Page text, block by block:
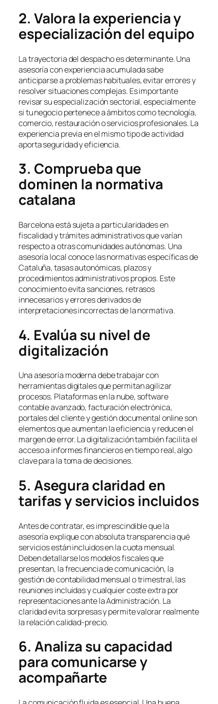
2. Valora la experiencia y
especialización del equipo
La trayectoria del despacho es determinante. Una
asesoría con experiencia acumulada sabe
anticiparse a problemas habituales, evitar errores y
resolver situaciones complejas. Es importante
revisar su especialización sectorial, especialmente
si tu negocio pertenece a ámbitos como tecnología,
comercio, restauración o servicios profesionales. La
experiencia previa en el mismo tipo de actividad
aporta seguridad y eficiencia.
3. Comprueba que
dominen la normativa
catalana
Barcelona está sujeta a particularidades en
fiscalidad y trámites administrativos que varían
respecto a otras comunidades autónomas. Una
asesoría local conoce las normativas específicas de
Cataluña, tasas autonómicas, plazos y
procedimientos administrativos propios. Este
conocimiento evita sanciones, retrasos
innecesarios y errores derivados de
interpretaciones incorrectas de la normativa.
4. Evalúa su nivel de
digitalización
Una asesoría moderna debe trabajar con
herramientas digitales que permitan agilizar
procesos. Plataformas en la nube, software
contable avanzado, facturación electrónica,
portales del cliente y gestión documental online son
elementos que aumentan la eficiencia y reducen el
margen de error. La digitalización también facilita el
acceso a informes financieros en tiempo real, algo
clave para la toma de decisiones.
5. Asegura claridad en
tarifas y servicios incluidos
Antes de contratar, es imprescindible que la
asesoría explique con absoluta transparencia qué
servicios están incluidos en la cuota mensual.
Deben detallarse los modelos fiscales que
presentan, la frecuencia de comunicación, la
gestión de contabilidad mensual o trimestral, las
reuniones incluidas y cualquier coste extra por
representaciones ante la Administración. La
claridad evita sorpresas y permite valorar realmente
la relación calidad-precio.
6. Analiza su capacidad
para comunicarse y
acompañarte